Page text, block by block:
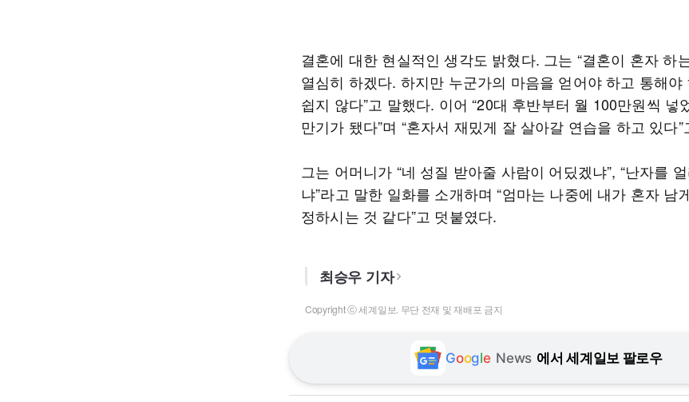
결혼에 대한 현실적인 생각도 밝혔다. 그는 “결혼이 혼자 하
열심히 하겠다. 하지만 누군가의 마음을 얻어야 하고 통해야
쉽지 않다”고 말했다. 이어 “20대 후반부터 월 100만원씩 넣
만기가 됐다”며 “혼자서 재밌게 잘 살아갈 연습을 하고 있다
그는 어머니가 “네 성질 받아줄 사람이 어딨겠냐”, “난자를
냐”라고 말한 일화를 소개하며 “엄마는 나중에 내가 혼자 남
정하시는 것 같다”고 덧붙였다.
최승우 기자
Copyright ⓒ 세계일보. 무단 전재 및 재배포 금지
Google News 에서 세계일보 팔로우